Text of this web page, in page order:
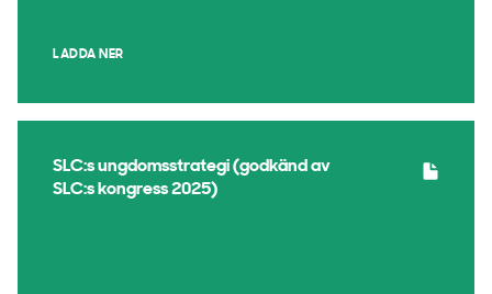
LADDA NER
SLC:s ungdomsstrategi (godkänd av
SLC:s kongress 2025)